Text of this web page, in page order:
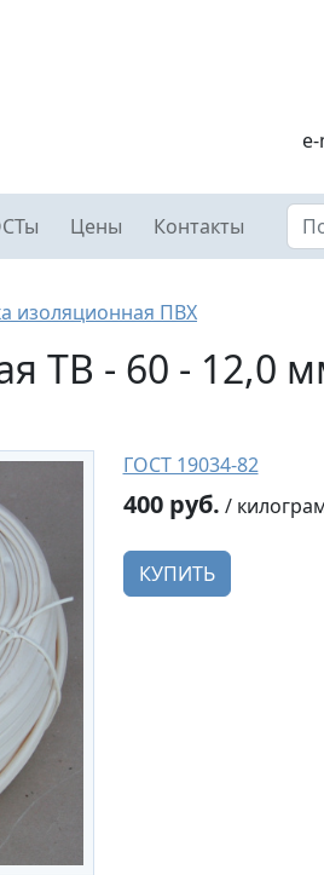
Цены Контакты
изоляционная ПВХ
ТВ - 60 - 12,0
ГОСТ 19034-82
400 руб. /
КУПИТЬ